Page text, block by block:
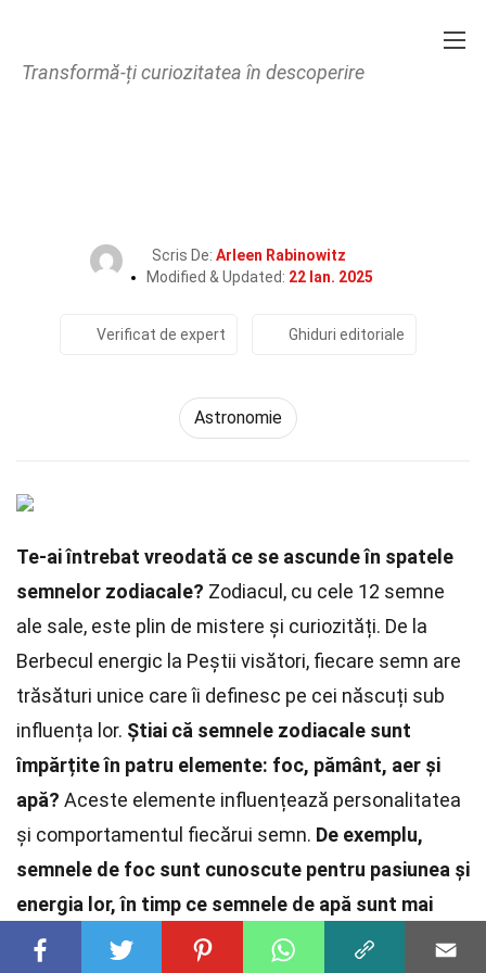
Transformă-ți curiozitatea în descoperire
Scris De: Arleen Rabinowitz
Modified & Updated: 22 Ian. 2025
Verificat de expert Ghiduri editoriale
Astronomie
Te-ai întrebat vreodată ce se ascunde în spatele
semnelor zodiacale? Zodiacul, cu cele 12 semne
ale sale, este plin de mistere și curiozități. De la
Berbecul energic la Peștii visători, fiecare semn are
trăsături unice care îi definesc pe cei născuți sub
influența lor. Știai că semnele zodiacale sunt
împărțite în patru elemente: foc, pământ, aer și
apă? Aceste elemente influențează personalitatea
și comportamentul fiecărui semn. De exemplu,
semnele de foc sunt cunoscute pentru pasiunea și
energia lor, în timp ce semnele de apă sunt mai
intuitive și emoționale.
În acest articol, vom explora